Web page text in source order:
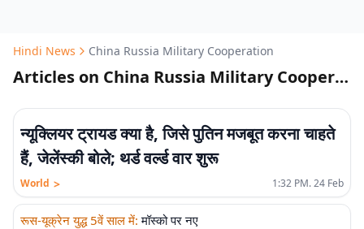
Hindi News China Russia Military Cooperation
Articles on China Russia Military Cooperation
न्यूक्लियर ट्रायड क्या है, जिसे पुतिन मजबूत करना चाहते
हैं, जेलेंस्की बोले; थर्ड वर्ल्ड वार शुरू
World > 1:32 PM. 24 Feb
रूस-यूक्रेन युद्ध 5वें साल में: मॉस्को पर नए